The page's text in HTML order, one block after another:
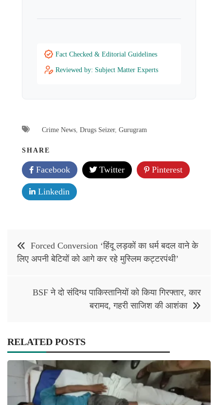
Fact Checked & Editorial Guidelines
Reviewed by: Subject Matter Experts
Crime News Drugs Seizer, Gurugram
SHARE
Facebook Twitter Pinterest
Linkedin
navigation
Forced Conversion ‘हिंदू लड़कों का धर्म बदल वाने के
लिए अपनी बेटियों को आगे कर रहे मुस्लिम कट्टरपंथी’
BSF ने दो संदिग्ध पाकिस्तानियों को किया गिरफ्तार, कार
बरामद, गहरी साजिश की आशंका
RELATED POSTS